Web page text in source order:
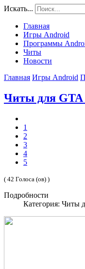
Искать...
Главная
Игры Android
Программы
Читы
Новости
Главная Игры Android
Читы для GTA
1
2
3
4
5
( 42 Голоса (ов) )
Подробности
Категория: Читы